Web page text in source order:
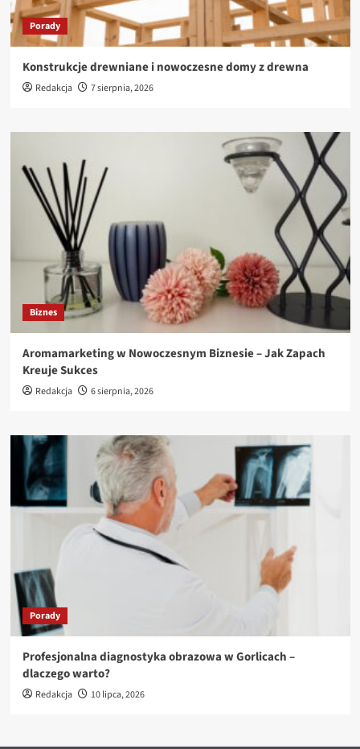
Porady
Konstrukcje drewniane i nowoczesne domy z drewna
Redakcja 7 sierpnia, 2026
Biznes
Aromamarketing w Nowoczesnym Biznesie – Jak Zapach
Kreuje Sukces
Redakcja 6 sierpnia, 2026
Porady
Profesjonalna diagnostyka obrazowa w Gorlicach –
dlaczego warto?
Redakcja 10 lipca, 2026